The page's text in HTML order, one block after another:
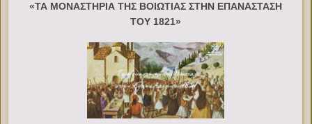
«ΤΑ ΜΟΝΑΣΤΗΡΙΑ ΤΗΣ ΒΟΙΩΤΙΑΣ ΣΤΗΝ ΕΠΑΝΑΣΤΑΣΗ
ΤΟΥ 1821»